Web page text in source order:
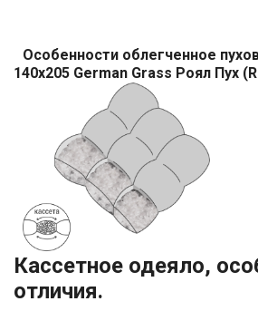
Особенности облегченное
140x205 German Grass Роял Пух
Кассетное одеяло,
отличия.